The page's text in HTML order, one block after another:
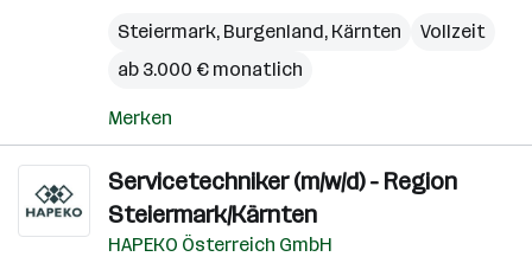
Steiermark, Burgenland, Kärnten
Vollzeit
ab 3.000 € monatlich
Merken
Servicetechniker (m/w/d) - Region
Steiermark/Kärnten
HAPEKO Österreich GmbH